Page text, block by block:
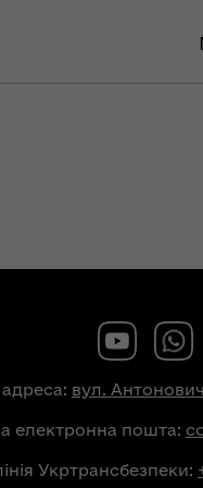
вул.
електронна пошта:
Укртрансбезпеки: